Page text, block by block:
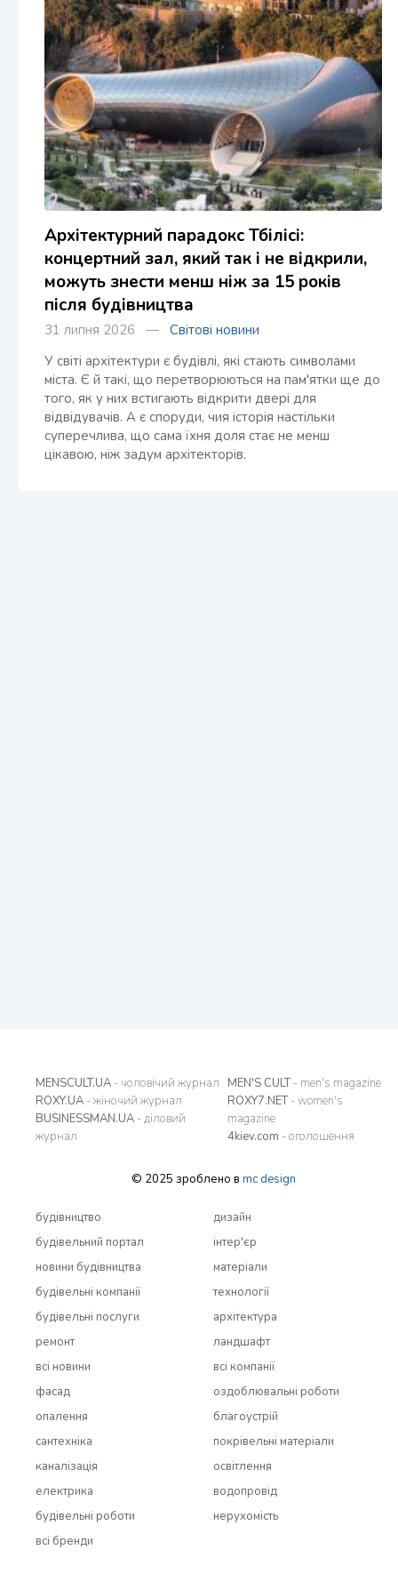
Архітектурний парадокс Тбілісі:
концертний зал, який так і не відкрили,
можуть знести менш ніж за 15 років
після будівництва
31 липня 2026 — Світові новини
У світі архітектури є будівлі, які стають символами
міста. Є й такі, що перетворюються на пам'ятки ще до
того, як у них встигають відкрити двері для
відвідувачів. А є споруди, чия історія настільки
суперечлива, що сама їхня доля стає не менш
цікавою, ніж задум архітекторів.
MENSCULT.UA - чоловічий журнал
ROXY.UA - жіночий журнал
BUSINESSMAN.UA - діловий
журнал
MEN'S CULT- men's magazine
ROXY7.NET- women's
magazine
4kiev.com - оголошення
© 2025 зроблено в mc design
будівництво
будівельний портал
новини будівництва
будівельні компанії
будівельні послуги
ремонт
всi новини
дизайн
інтер'єр
матеріали
технології
архітектура
ландшафт
всi компанії
фасад
опалення
сантехніка
каналізація
електрика
будівельні роботи
всi бренди
оздоблювальні роботи
благоустрій
покрівельні матеріали
освітлення
водопровід
нерухомість